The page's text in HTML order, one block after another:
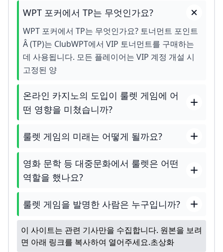
WPT 포커에서 TP는 무엇인가요?
WPT 포커에서 TP는 무엇인가요? 토너먼트 포인트
Â (TP)는 ClubWPT에서 VIP 토너먼트를 구매하는
데 사용됩니다. 모든 플레이어는 VIP 계정 개설 시
고정된 양
온라인 카지노의 도입이 룰렛 게임에 어
떤 영향을 미쳤습니까?
룰렛 게임의 미래는 어떻게 될까요?
영화 문학 등 대중문화에서 룰렛은 어떤
역할을 했나요?
룰렛 게임을 발명한 사람은 누구입니까?
이 사이트는 관련 기사만을 수집합니다. 원본을 보려
면 아래 링크를 복사하여 열어주세요.초상화